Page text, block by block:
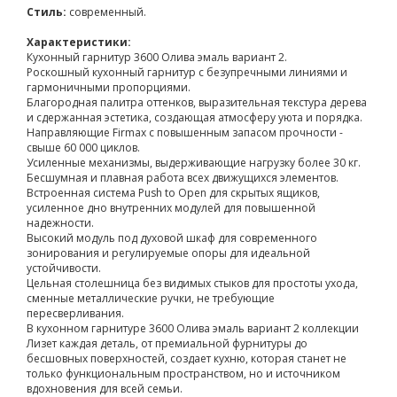
Стиль: современный.
Характеристики:
Кухонный гарнитур 3600 Олива эмаль вариант 2.
Роскошный кухонный гарнитур с безупречными линиями и
гармоничными пропорциями.
Благородная палитра оттенков, выразительная текстура дерева
и сдержанная эстетика, создающая атмосферу уюта и порядка.
Направляющие Firmax с повышенным запасом прочности -
свыше 60 000 циклов.
Усиленные механизмы, выдерживающие нагрузку более 30 кг.
Бесшумная и плавная работа всех движущихся элементов.
Встроенная система Push to Open для скрытых ящиков,
усиленное дно внутренних модулей для повышенной
надежности.
Высокий модуль под духовой шкаф для современного
зонирования и регулируемые опоры для идеальной
устойчивости.
Цельная столешница без видимых стыков для простоты ухода,
сменные металлические ручки, не требующие
пересверливания.
В кухонном гарнитуре 3600 Олива эмаль вариант 2 коллекции
Лизет каждая деталь, от премиальной фурнитуры до
бесшовных поверхностей, создает кухню, которая станет не
только функциональным пространством, но и источником
вдохновения для всей семьи.